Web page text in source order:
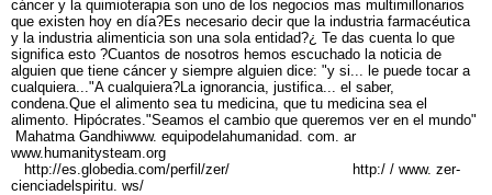
cáncer y la quimioterapia son uno de los negocios mas multimillonarios
que existen hoy en día?Es necesario decir que la industria farmacéutica
y la industria alimenticia son una sola entidad?¿ Te das cuenta lo que
significa esto ?Cuantos de nosotros hemos escuchado la noticia de
alguien que tiene cáncer y siempre alguien dice: "y si... le puede tocar a
cualquiera..."A cualquiera?La ignorancia, justifica... el saber,
condena.Que el alimento sea tu medicina, que tu medicina sea el
alimento. Hipócrates."Seamos el cambio que queremos ver en el mundo"
Mahatma Gandhiwww. equipodelahumanidad. com. ar
www.humanitysteam.org
http://es.globedia.com/perfil/zer/ http:/ / www. zer-
cienciadelspiritu. ws/